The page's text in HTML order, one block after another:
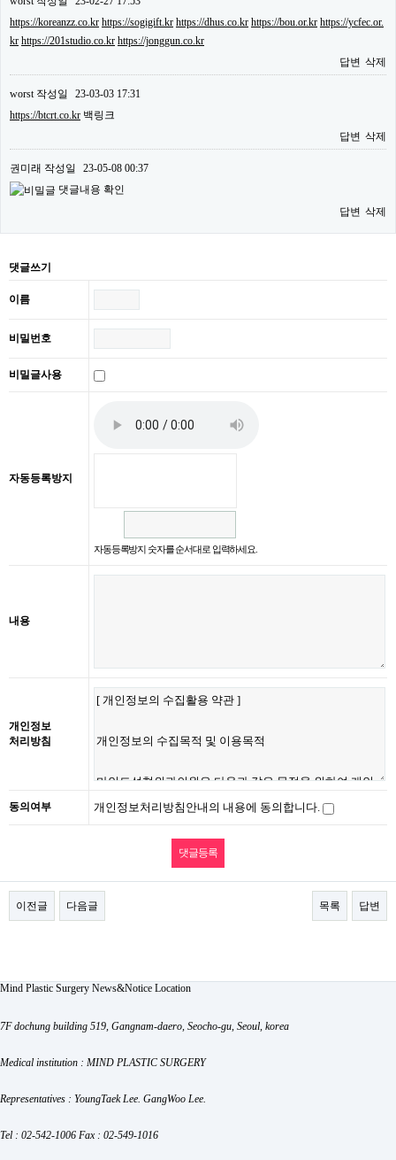
https://koreanzz.co.kr https://sogigift.kr https://dhus.co.kr https://bou.or.kr https://ycfec.or.
kr https://201studio.co.kr https://jonggun.co.kr
답변 삭제
worst작성일
23-03-03 17:31
https://btcrt.co.kr 백링크
답변 삭제
권미래 작성일
23-05-08 00:37
댓글내용 확인
답변 삭제
댓글쓰기
이름
비밀번호
비밀글사용
자동등록방지
자동등록방지 숫자를 순서대로 입력하세요.
내용
개인정보
처리방침
동의여부 개인정보처리방침안내의 내용에 동의합니다.
이전글 다음글 목록 답변
Mind Plastic Surgery News&Notice Location
7F dochung building 519, Gangnam-daero, Seocho-gu, Seoul, korea
Medical institution : MIND PLASTIC SURGERY
Representatives : YoungTaek Lee. GangWoo Lee.
Tel : 02-542-1006 Fax : 02-549-1016